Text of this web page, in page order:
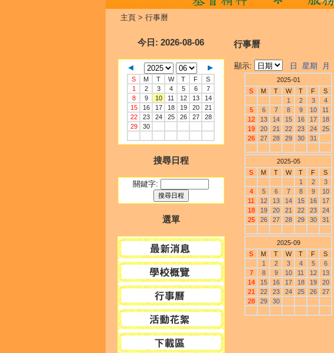
主頁> 行事曆
今日 : 2026-08-06
S M T W T F
S
1
2 3 4 5 6
7
8
9 10 11 12 13
14
15
16 17 18 19 20
21
22
23 24 25 26 27
28
29
30
搜尋日程
關鍵字:
選單
行事曆
顯示: 日 星期 月
2025-01
S
M T W T F
S
1
2 3
4
5
6 7 8 9 10
11
12
13 14 15 16 17
18
19
20 21 22 23 24
25
26
27 28 29 30 31
2025-05
S
M T W T F
S
1
2
3
4
5 6 7 8 9
10
11
12 13 14 15 16
17
18
19 20 21 22 23
24
25
26 27 28 29 30 31
2025-09
S
M T W T F
S
1
2 3 4 5
6
7
8 9 10 11 12
13
14
15 16 17 18 19
20
21
22 23 24 25 26
27
28
29 30